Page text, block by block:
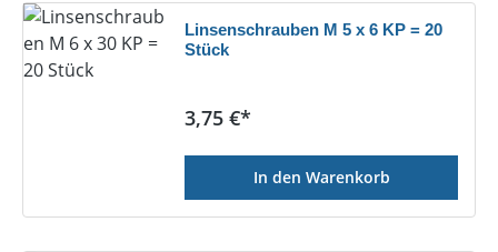
Linsenschrauben M 5 x 6 KP = 20
Stück
Regulärer Preis:
3,75 €*
In den Warenkorb